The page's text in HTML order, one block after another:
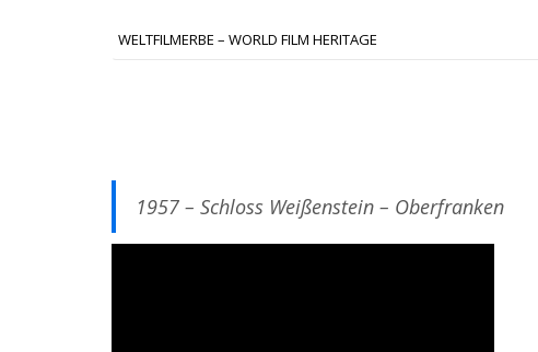
WELTFILMERBE – WORLD FILM HERITAGE
1957 – Schloss Weißenstein – Oberfranken